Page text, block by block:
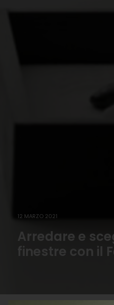
12 MARZO 2021
Arredare e
finestre con il